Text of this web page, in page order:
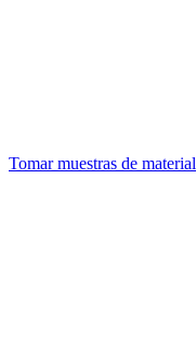
Tomar muestras de material